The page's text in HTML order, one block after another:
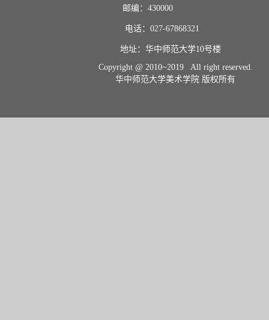
邮编：430000
电话：027-67868321
地址：华中师范大学10号楼
Copyright @ 2010~2019 All right reserved.
华中师范大学美术学院 版权所有